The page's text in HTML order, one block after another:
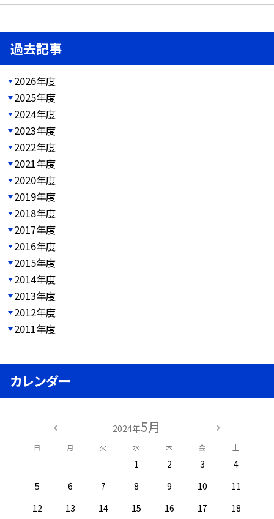
過去記事
2026年度
2025年度
2024年度
2023年度
2022年度
2021年度
2020年度
2019年度
2018年度
2017年度
2016年度
2015年度
2014年度
2013年度
2012年度
2011年度
カレンダー
2024年5月
日 月 火 水 木 金 土
1 2 3
4
5
6 7 8 9 10
11
12
13 14 15 16 17
18